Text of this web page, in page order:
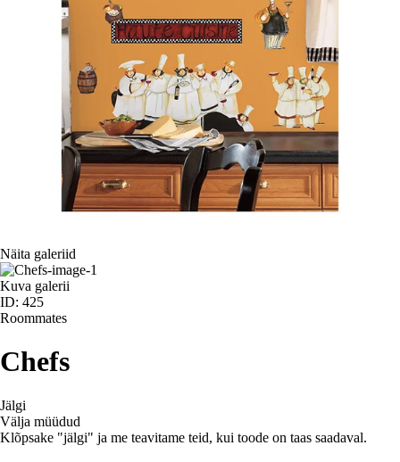
Näita galeriid
Kuva galerii
ID: 425
Roommates
Chefs
Jälgi
Välja müüdud
Klõpsake "jälgi" ja me teavitame teid, kui toode on taas saadaval.